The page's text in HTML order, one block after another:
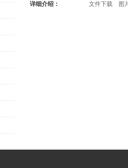
详细介绍： 文件下载 图